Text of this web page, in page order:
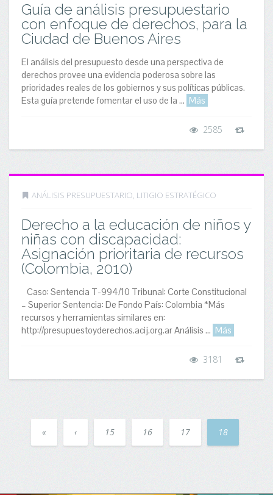
Guía de análisis presupuestario
con enfoque de derechos, para la
Ciudad de Buenos Aires
El análisis del presupuesto desde una perspectiva de
derechos provee una evidencia poderosa sobre las
prioridades reales de los gobiernos y sus políticas públicas.
Esta guía pretende fomentar el uso de la ... Más
2585
ANÁLISIS PRESUPUESTARIO, LITIGIO ESTRATÉGICO
Derecho a la educación de niños y
niñas con discapacidad:
Asignación prioritaria de recursos
(Colombia, 2010)
Caso: Sentencia T-994/10 Tribunal: Corte Constitucional
– Superior Sentencia: De Fondo País: Colombia *Más
recursos y herramientas similares en:
http://presupuestoyderechos.acij.org.ar Análisis ... Más
3181
« ‹ 15 16 17 18